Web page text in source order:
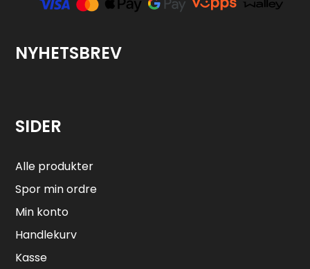
NYHETSBREV
SIDER
Alle produkter
Spor min ordre
Min konto
Handlekurv
Kasse